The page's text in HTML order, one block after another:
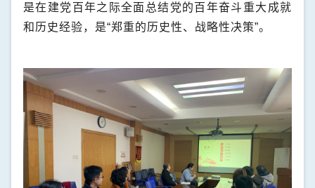
是在建党百年之际全面总结党的百年奋斗重大成就
和历史经验，是“郑重的历史性、战略性决策”。